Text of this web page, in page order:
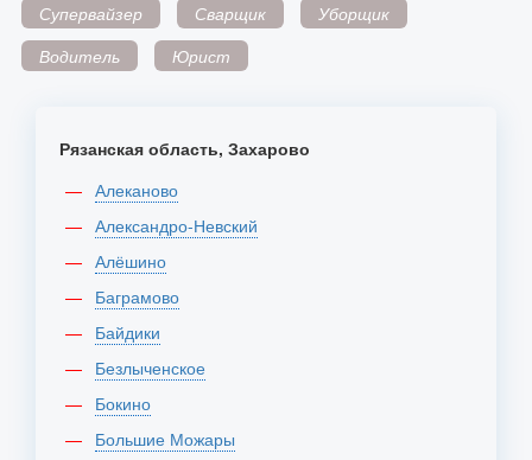
Супервайзер
Сварщик
Уборщик
Водитель
Юрист
Рязанская область, Захарово
Алеканово
Александро-Невский
Алёшино
Баграмово
Байдики
Безлыченское
Бокино
Большие Можары